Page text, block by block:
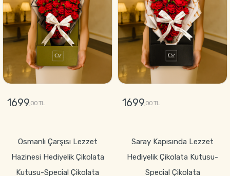
1699,00 TL 1699,00 TL
Osmanlı Çarşısı Lezzet
Hazinesi Hediyelik Çikolata
Kutusu-Special Çikolata
Saray Kapısında Lezzet
Hediyelik Çikolata Kutusu-
Special Çikolata